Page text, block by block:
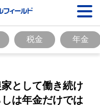
税金 年金
として働き続け
は年金だけでは